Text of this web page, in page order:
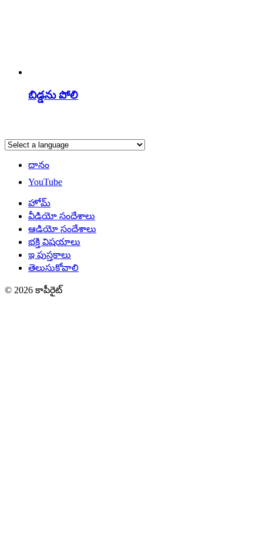
బిడ్డను పోలి
దానం
YouTube
హోమ్
వీడియో సందేశాలు
ఆడియో సందేశాలు
భక్తి విషయాలు
ఇ పుస్తకాలు
తెలుసుకోవాలి
© 2026 కాపీరైట్